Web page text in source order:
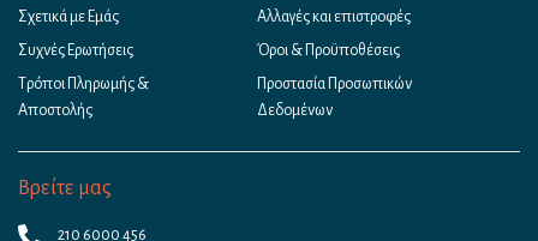
Σχετικά με Εμάς
Συχνές Ερωτήσεις
Τρόποι Πληρωμής &
Αποστολής
Αλλαγές και επιστροφές
Όροι & Προϋποθέσεις
Προστασία Προσωπικών
Δεδομένων
Βρείτε μας
210 6000 456